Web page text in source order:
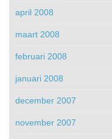
april 2008
maart 2008
februari 2008
januari 2008
december 2007
november 2007